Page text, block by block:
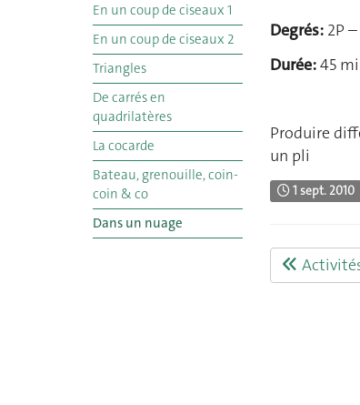
En un coup de ciseaux 1
En un coup de ciseaux 2
Triangles
De carrés en
quadrilatères
La cocarde
Bateau, grenouille, coin-
coin & co
Dans un nuage
Degrés: 2P
Durée:45
Produire
un pli
1 sept. 2010